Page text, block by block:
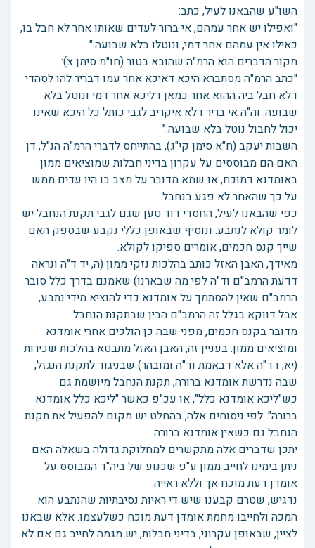
השו"ע שהבאנו לעיל, כתב:
"ואפילו יש אחר עמהם, אי ברור לעדים שאותו אחר לא חבל בו,
כאילו אין עמהם אחר דמי, ונוטלו בלא שבועה."
מקור הדברים הוא הרמ"ה שהובא בטור (חו"מ סימן צ):
"כתב הרמ"ה מסתברא היכא דאיכא אחר עמו דבריר להו לסהדי
דלא חבל ביה ההוא אחר כמאן דליכא אחר דמי ונוטל בלא
שבועה. וה"ה אי בריר דלא איקריב לגבי כותל כל היכא שאינו
יכול לחבול נוטל בלא שבועה."
השבות יעקב (ח"א סימן קי"ג), בהתייחס לדברי הרמ"ה הנ"ל, דן
האם הם מבוססים על עקרון בדיני חבלות שמוציאים ממון
באומדנא דמוכח, או שמא מדובר על מצב בו היו עדים ממש
על כך שהאחר לא פגע בנחבל.
כפי שהבאנו לעיל, החסדי דוד טען שגם לגבי תקנת הנחבל יש
לומר קולא לנתבע. ונוסיף שבאופן כללי נקבע שבספק האם
שייך קנס חכמים, אומרים ספיקו לקולא.
מאידך, האבן האזל כותב בהלכות נזקי ממון (ה, יד ד"ה ונראה
דדעת הרמב"ם וד"ה לפי מה שבארנו) שאמנם בדרך כלל סובר
הרמב"ם שאין להסתמך על אומדנא כדי להוציא מידי נתבע,
אבל דווקא בגלל זה הרמב"ם הבין שבתקנת הנחבל
מדובר בקנס חכמים, מפני שבה כן הולכים אחרי אומדנא
ומוציאים ממון. בעניין זה, האבן האזל מתבטא בהלכות שכירות
(יא, ו ד"ה אלא דבאמת וד"ה ומובהר) שבניגוד לתקנת הנגזל,
שבה נדרשת אומדנא ברורה, תקנת הנחבל מיושמת גם
כש"ליכא אומדנא כלל", או עכ"פ כאשר "ליכא כלל אומדנא
ברורה". לפי ניסוחים אלה, בהחלט יש מקום להפעיל את תקנת
הנחבל גם כשאין אומדנא ברורה.
יתכן שדברים אלה מתקשרים למחלוקת גדולה בשאלה האם
ניתן בימינו לחייב ממון ע"פ שכנוע של ביה"ד המבוסס על
אומדן דעת מוכח אך וללא ראייה.
נדגיש, שטרם קבענו שיש די ראיות נסיבתיות שהנתבע הוא
המכה ולחייבו מחמת אומדן דעת מוכח כשלעצמו. אלא שבאנו
לציין, שבאופן עקרוני, בדיני חבלות, יש מגמה לחייב גם אם לא